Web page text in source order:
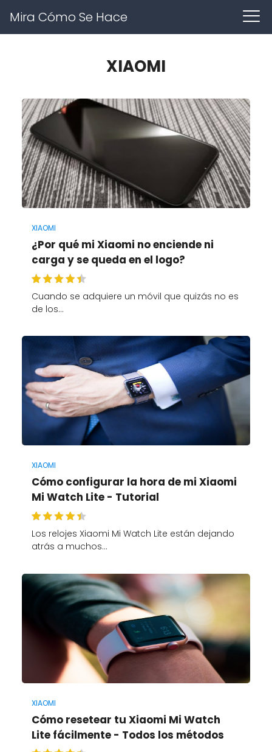
Mira Cómo Se Hace
XIAOMI
XIAOMI
¿Por qué mi Xiaomi no enciende ni
carga y se queda en el logo?
Cuando se adquiere un móvil que quizás no es
de los…
XIAOMI
Cómo configurar la hora de mi Xiaomi
Mi Watch Lite - Tutorial
Los relojes Xiaomi Mi Watch Lite están dejando
atrás a muchos…
XIAOMI
Cómo resetear tu Xiaomi Mi Watch
Lite fácilmente - Todos los métodos